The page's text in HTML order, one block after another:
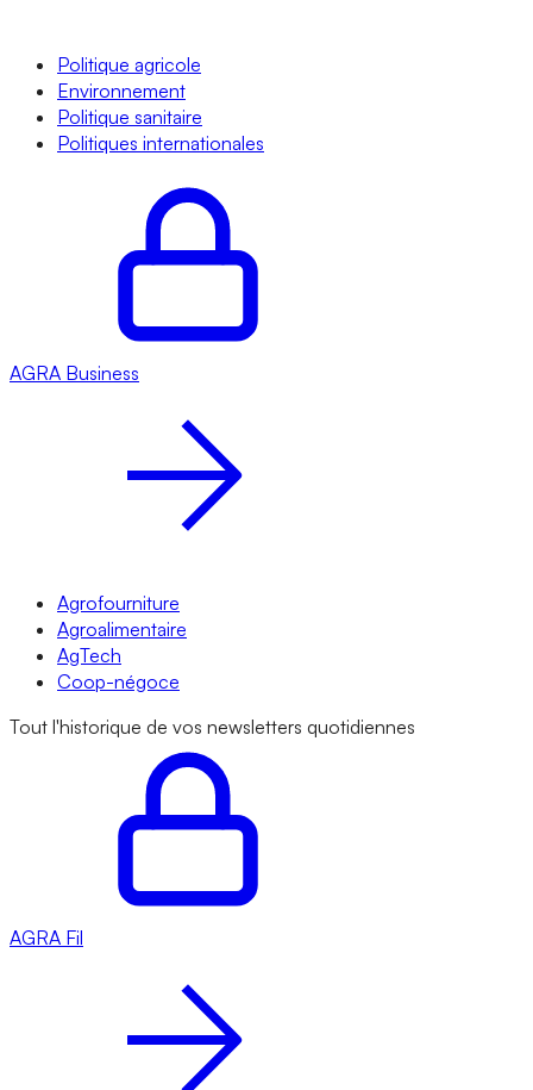
Politique agricole
Environnement
Politique sanitaire
Politiques internationales
AGRA Business
Agrofourniture
Agroalimentaire
AgTech
Coop-négoce
Tout l'historique de vos newsletters quotidiennes
AGRA Fil